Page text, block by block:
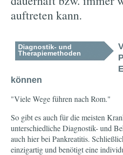
auftreten kann.
Diagnostik- und
Therapiemethoden
können
"Viele Wege führen nach Rom."
So gibt es auch für die meisten
unterschiedliche Diagnostik- und
auch hier bei Pankreatitis.
einzigartig und benötigt eine